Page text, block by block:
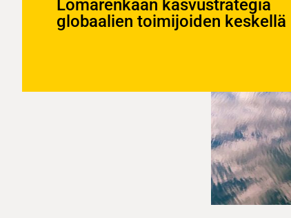
Lomarenkaan kasvustrategia
globaalien toimijoiden keskellä